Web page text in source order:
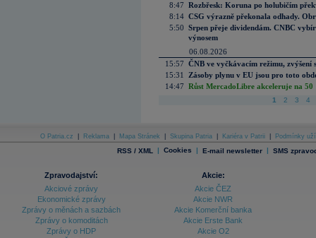
8:47 Rozbřesk: Koruna po holubičím
8:14 CSG výrazně překonala odhady.
5:50 Srpen přeje dividendám. CNBC
výnosem
06.08.2026
15:57 ČNB ve vyčkávacím režimu, zvýšení
15:31
Zásoby plynu v EU jsou pro toto
14:47 Růst MercadoLibre akceleruje na
1 2 3 4
O Patria.cz Reklama Mapa Stránek Skupina Patria Kariéra v Patrii Podmínky
RSS / XML | Cookies | E-mail newsletter | SMS
Zpravodajství:
Akciové zprávy
Ekonomické zprávy
Zprávy o měnách a sazbách
Zprávy o komoditách
Zprávy o HDP
Akcie:
Akcie ČEZ
Akcie NWR
Akcie Komerční banka
Akcie Erste Bank
Akcie O2